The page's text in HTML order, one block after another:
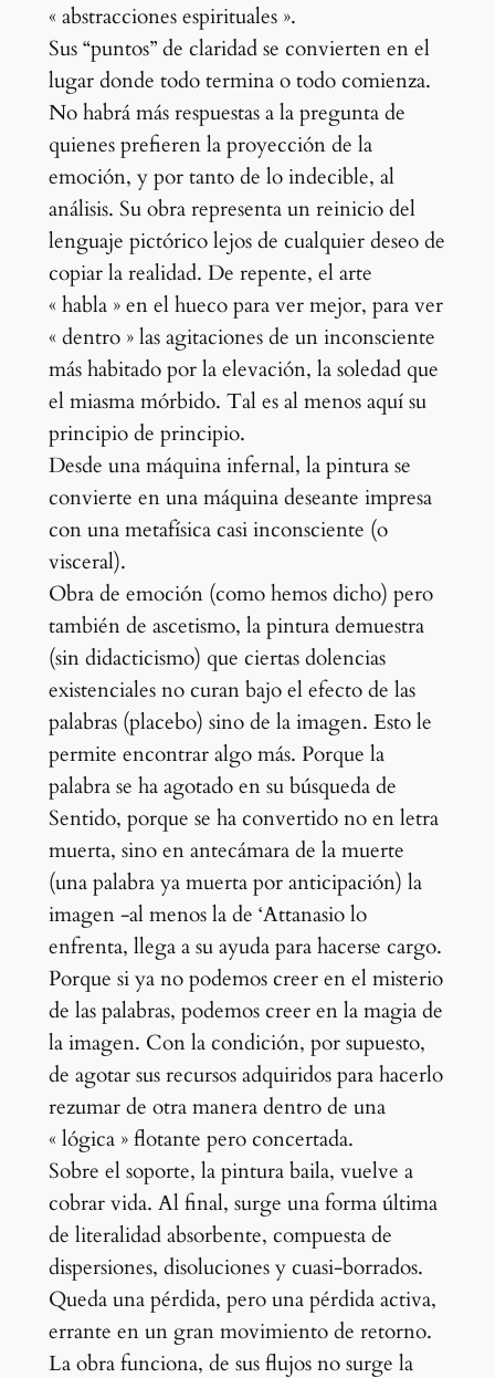
« abstracciones espirituales ».
Sus “puntos” de claridad se convierten en el
lugar donde todo termina o todo comienza.
No habrá más respuestas a la pregunta de
quienes prefieren la proyección de la
emoción, y por tanto de lo indecible, al
análisis. Su obra representa un reinicio del
lenguaje pictórico lejos de cualquier deseo de
copiar la realidad. De repente, el arte
« habla » en el hueco para ver mejor, para ver
« dentro » las agitaciones de un inconsciente
más habitado por la elevación, la soledad que
el miasma mórbido. Tal es al menos aquí su
principio de principio.
Desde una máquina infernal, la pintura se
convierte en una máquina deseante impresa
con una metafísica casi inconsciente (o
visceral).
Obra de emoción (como hemos dicho) pero
también de ascetismo, la pintura demuestra
(sin didacticismo) que ciertas dolencias
existenciales no curan bajo el efecto de las
palabras (placebo) sino de la imagen. Esto le
permite encontrar algo más. Porque la
palabra se ha agotado en su búsqueda de
Sentido, porque se ha convertido no en letra
muerta, sino en antecámara de la muerte
(una palabra ya muerta por anticipación) la
imagen -al menos la de ‘Attanasio lo
enfrenta, llega a su ayuda para hacerse cargo.
Porque si ya no podemos creer en el misterio
de las palabras, podemos creer en la magia de
la imagen. Con la condición, por supuesto,
de agotar sus recursos adquiridos para hacerlo
rezumar de otra manera dentro de una
« lógica » flotante pero concertada.
Sobre el soporte, la pintura baila, vuelve a
cobrar vida. Al final, surge una forma última
de literalidad absorbente, compuesta de
dispersiones, disoluciones y cuasi-borrados.
Queda una pérdida, pero una pérdida activa,
errante en un gran movimiento de retorno.
La obra funciona, de sus flujos no surge la